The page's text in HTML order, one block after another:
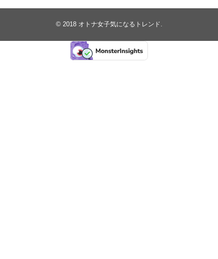
© 2018 オトナ女子気になるトレンド